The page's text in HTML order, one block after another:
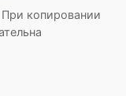
копировании